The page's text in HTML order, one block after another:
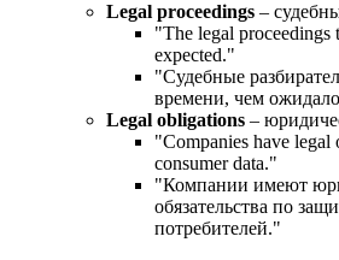
Legal proceedings –
"The legal proceedings
expected."
"Судебные
времени, чем
Legal obligations –
"Companies have
consumer data."
"Компании имеют
обязательства по
потребителей."